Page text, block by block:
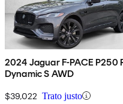
2024 Jaguar F-PACE P250
Dynamic S AWD
$39,022 Trato justo